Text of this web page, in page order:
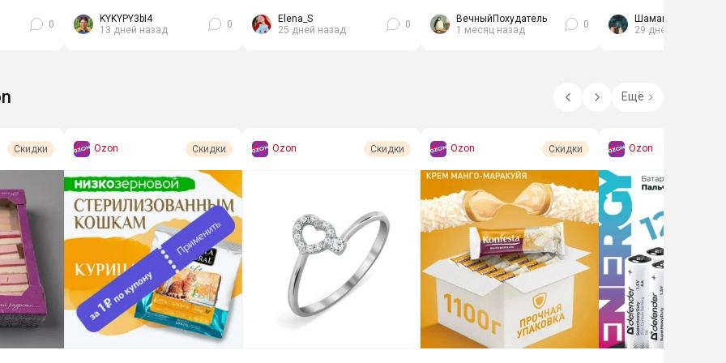
0
по 45 г за 716₽,...
KYKYPY3bI4
13 дней назад
0
Elena_S
25 дней назад
0
ВечныйПохудатель
1 месяц назад
0
Шаман
29 дней назад
Ещё
Скидки Ozon Скидки Ozon Скидки Ozon Скидки Ozon